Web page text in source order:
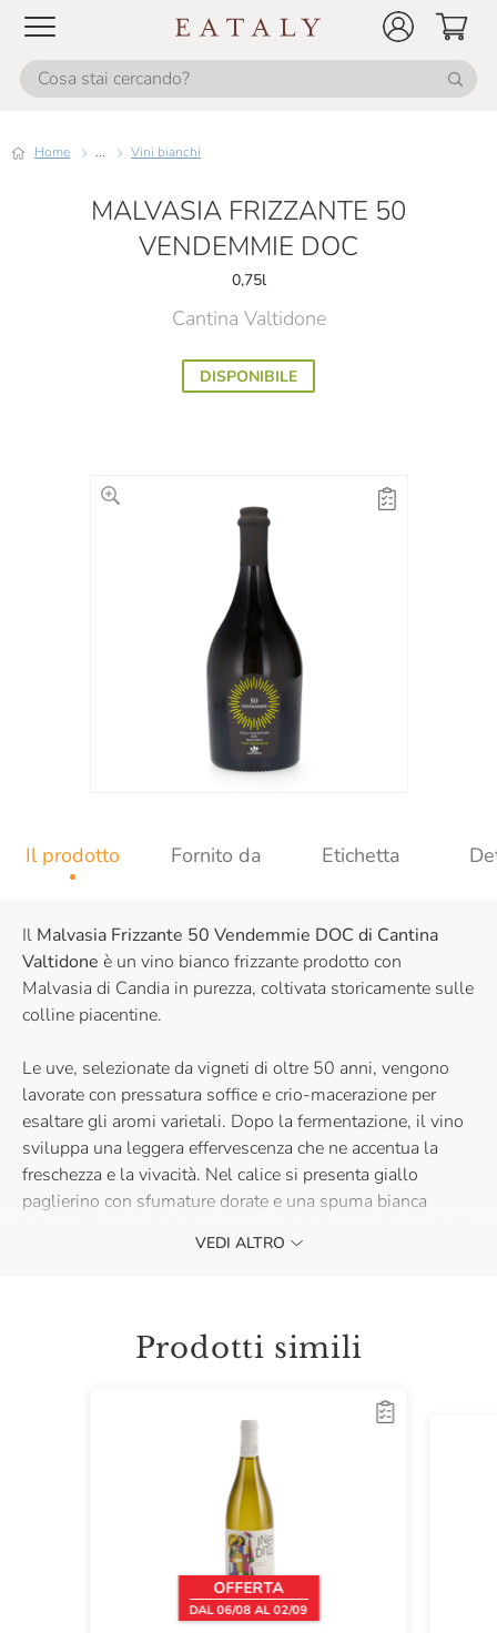
Home ... Vini bianchi
MALVASIA FRIZZANTE 50
VENDEMMIE DOC
0,75l
Cantina Valtidone
DISPONIBILE
Il prodotto Fornito da Etichetta
Il Malvasia Frizzante 50 Vendemmie DOC di Cantina
Valtidone è un vino bianco frizzante prodotto con
Malvasia di Candia in purezza, coltivata storicamente sulle
colline piacentine.
Le uve, selezionate da vigneti di oltre 50 anni, vengono
lavorate con pressatura soffice e crio-macerazione per
esaltare gli aromi varietali. Dopo la fermentazione, il vino
sviluppa una leggera effervescenza che ne accentua la
freschezza e la vivacità. Nel calice si presenta giallo
paglierino con sfumature dorate e una spuma bianca
muschio aromatico, salvia, susina matura e fiori di campo,
Il Malvasia Frizzante 50 Vendemmie" DOC di Cantina
piatti leggeri, pesci e carni bianche fredde. Acquistalo per
apprezzarne la fragranza e la vivacità.
VEDI ALTRO
Prodotti simili
OFFERTA
DAL 06/08 AL 02/09